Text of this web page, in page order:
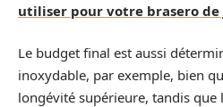
utiliser pour votre brasero
Le budget final est aussi
inoxydable, par exemple, bien
longévité supérieure, tandis que